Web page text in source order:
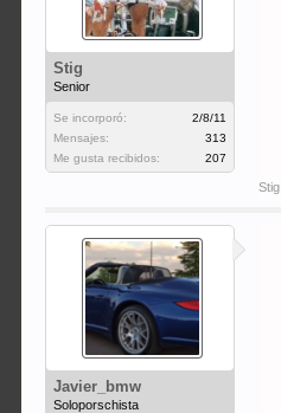
Stig
Senior
Se incorporó:
2/8/11
Mensajes:
313
Me gusta recibidos:
207
Stig
Javier_bmw
Soloporschista